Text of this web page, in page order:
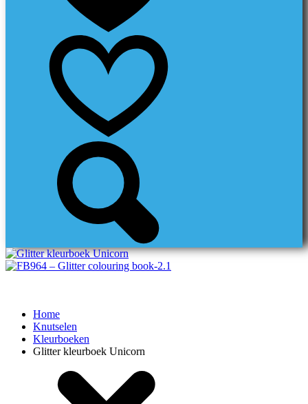
Home
Knutselen
Kleurboeken
Glitter kleurboek Unicorn